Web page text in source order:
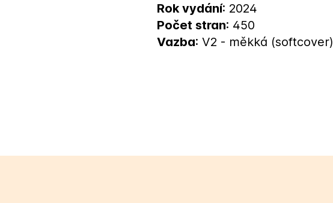
Rok vydání: 2024
Počet stran: 450
Vazba: V2 - měkká (softcover)